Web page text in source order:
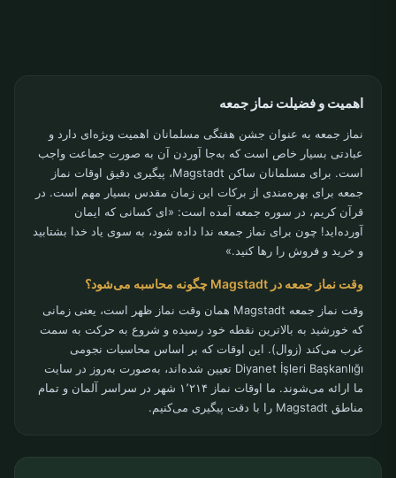
اهمیت و فضیلت نماز جمعه
نماز جمعه به عنوان جشن هفتگی مسلمانان اهمیت ویژه‌ای دارد و
عبادتی بسیار خاص است که به‌جا آوردن آن به صورت جماعت واجب
است. برای مسلمانان ساکن Magstadt، پیگیری دقیق اوقات نماز
جمعه برای بهره‌مندی از برکات این زمان مقدس بسیار مهم است. در
قرآن کریم، در سوره جمعه آمده است: «ای کسانی که ایمان
آورده‌اید! چون برای نماز جمعه ندا داده شود، به سوی یاد خدا بشتابید
و خرید و فروش را رها کنید.»
وقت نماز جمعه در Magstadt چگونه محاسبه می‌شود؟
وقت نماز جمعه Magstadt همان وقت نماز ظهر است، یعنی زمانی
که خورشید به بالاترین نقطه خود رسیده و شروع به حرکت به سمت
غرب می‌کند (زوال). این اوقات که بر اساس محاسبات نجومی
Diyanet İşleri Başkanlığı تعیین شده‌اند، به‌صورت به‌روز در سایت
ما ارائه می‌شوند. ما اوقات نماز ۱٬۲۱۴ شهر در سراسر آلمان و تمام
مناطق Magstadt را با دقت پیگیری می‌کنیم.